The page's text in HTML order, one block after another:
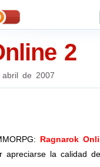
2
de 2007
Ragnarok
apreciarse la calidad